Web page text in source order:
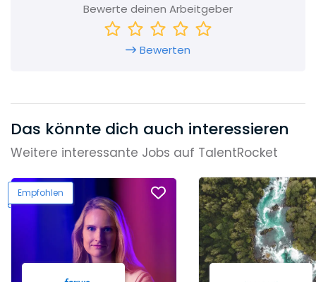
Bewerte deinen Arbeitgeber
Bewerten
Das könnte dich auch interessieren
Weitere interessante Jobs auf TalentRocket
Empfohlen